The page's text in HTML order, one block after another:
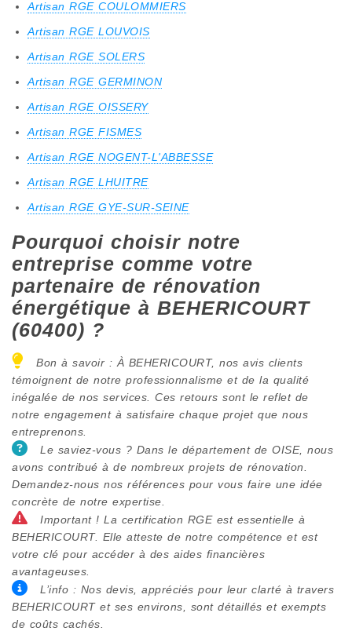
Artisan RGE COULOMMIERS
Artisan RGE LOUVOIS
Artisan RGE SOLERS
Artisan RGE GERMINON
Artisan RGE OISSERY
Artisan RGE FISMES
Artisan RGE NOGENT-L'ABBESSE
Artisan RGE LHUITRE
Artisan RGE GYE-SUR-SEINE
Pourquoi choisir notre
entreprise comme votre
partenaire de rénovation
énergétique à BEHERICOURT
(60400) ?
Bon à savoir : À BEHERICOURT, nos avis clients
témoignent de notre professionnalisme et de la qualité
inégalée de nos services. Ces retours sont le reflet de
notre engagement à satisfaire chaque projet que nous
entreprenons.
Le saviez-vous ? Dans le département de OISE, nous
avons contribué à de nombreux projets de rénovation.
Demandez-nous nos références pour vous faire une idée
concrète de notre expertise.
Important ! La certification RGE est essentielle à
BEHERICOURT. Elle atteste de notre compétence et est
votre clé pour accéder à des aides financières
avantageuses.
L’info : Nos devis, appréciés pour leur clarté à travers
BEHERICOURT et ses environs, sont détaillés et exempts
de coûts cachés.